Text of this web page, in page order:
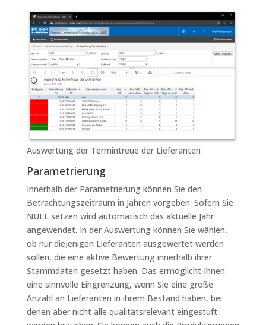
Auswertung der Termintreue der Lieferanten
Parametrierung
Innerhalb der Parametrierung können Sie den
Betrachtungszeitraum in Jahren vorgeben. Sofern Sie
NULL setzen wird automatisch das aktuelle Jahr
angewendet. In der Auswertung können Sie wählen,
ob nur diejenigen Lieferanten ausgewertet werden
sollen, die eine aktive Bewertung innerhalb ihrer
Stammdaten gesetzt haben. Das ermöglicht Ihnen
eine sinnvolle Eingrenzung, wenn Sie eine große
Anzahl an Lieferanten in ihrem Bestand haben, bei
denen aber nicht alle qualitätsrelevant eingestuft